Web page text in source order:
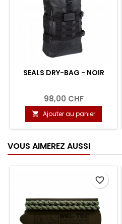
SEALS DRY-BAG - NOIR
98,00 CHF
 Ajouter au panier
VOUS AIMEREZ AUSSI
favorite_border